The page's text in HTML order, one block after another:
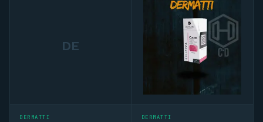
DE
DERMATTI
DERMATTI